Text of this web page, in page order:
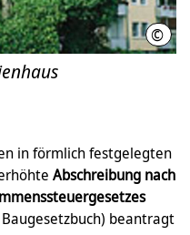
©
in förmlich festgelegten
Abschreibung nach
beantragt